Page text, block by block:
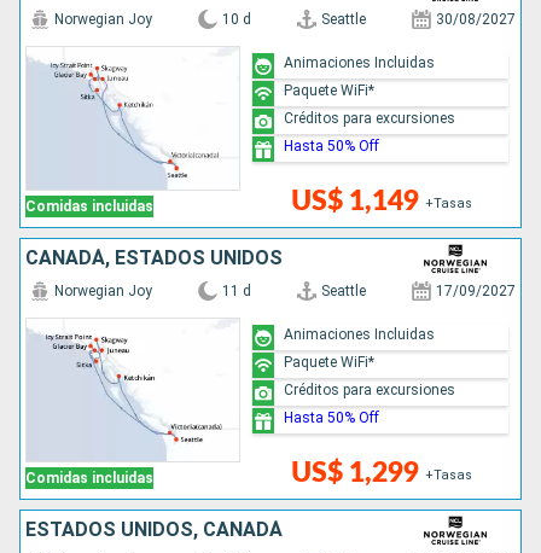
Comidas incluidas
Norwegian Joy 10 d Seattle 30/08/2027
US$ 1,149 +Tasas
Animaciones Incluidas
Paquete WiFi*
Créditos para excursiones
Hasta 50% Off
CANADÁ, ESTADOS UNIDOS
Comidas incluidas
Norwegian Joy 11 d Seattle 17/09/2027
US$ 1,299 +Tasas
Animaciones Incluidas
Paquete WiFi*
Créditos para excursiones
Hasta 50% Off
ESTADOS UNIDOS, CANADÁ